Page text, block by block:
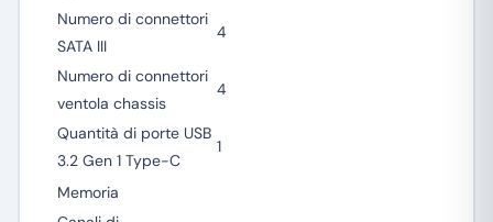
Numero di connettori
SATA III
4
Numero di connettori
ventola chassis
4
Quantità di porte USB
3.2 Gen 1 Type-C
1
Memoria